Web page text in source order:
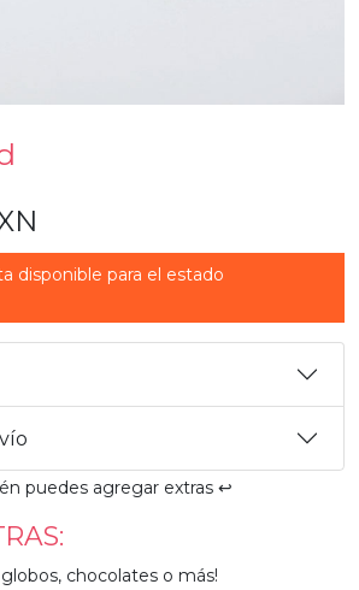
disponible para el estado
puedes agregar extras ↩️
chocolates o más!